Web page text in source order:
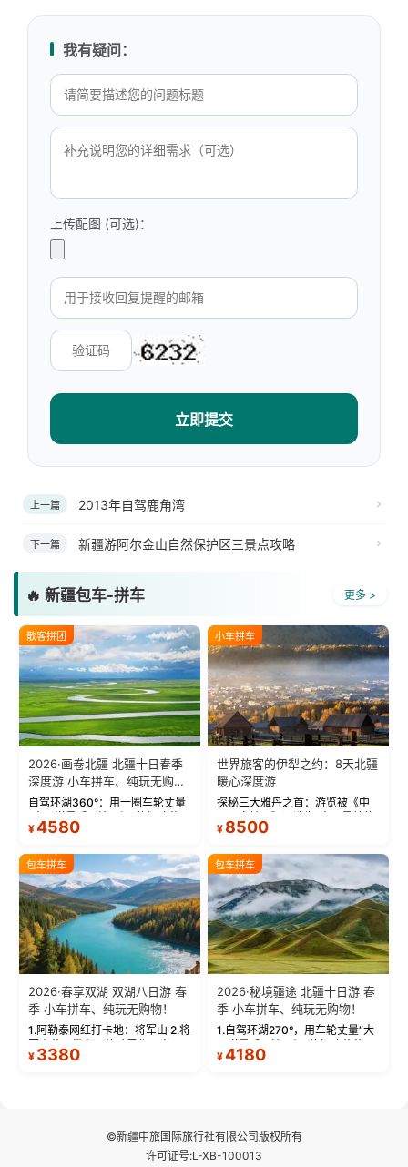
我有疑问：
上传配图 (可选)：
立即提交
上一篇 2013年自驾鹿角湾
下一篇 新疆游阿尔金山自然保护区三景点攻略
🔥 新疆包车-拼车 更多 >
散客拼团
2026·画卷北疆 北疆十日春季
深度游 小车拼车、纯玩无购
物！
自驾环湖360°：用一圈车轮丈量
蓝。 赛湖旅拍：甄选多款风格服
绝美瞬间。 赛湖坦克300跟车视
频：专业摄影师...
¥4580
小车拼车
世界旅客的伊犁之约：8天北疆
暖心深度游
探秘三大雅丹之首：游览被《中
三大雅丹”第一名的克拉玛依魔鬼
瓦人最大村落——禾木村，欣赏
晨雾与小木...
¥ 8500
包车拼车
2026·春享双湖 双湖八日游 春
季 小车拼车、纯玩无购物！
1.阿勒泰网红打卡地：将军山 2.将
军山落日缆车，体验雪都风光 3.
将军山，夕阳派对，蹦迪party 4.
¥ 3380
包车拼车
2026·秘境疆途 北疆十日游 春
季 小车拼车、纯玩无购物！
1.自驾环湖270°，用车轮丈量“大
西洋最后一滴眼泪”的极致蔚蓝，
让雪山、花海与深邃湖水在转弯
¥4180
©新疆中旅国际旅行社有限公司版权所有
许可证号:L-XB-100013